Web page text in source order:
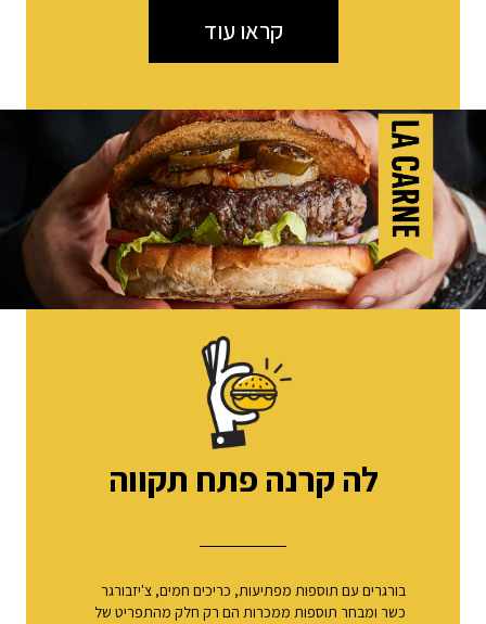
קראו עוד
לה קרנה פתח תקווה
בורגרים עם תוספות מפתיעות, כריכים חמים, צ'יזבורגר
כשר ומבחר תוספות ממכרות הם רק חלק מהתפריט של